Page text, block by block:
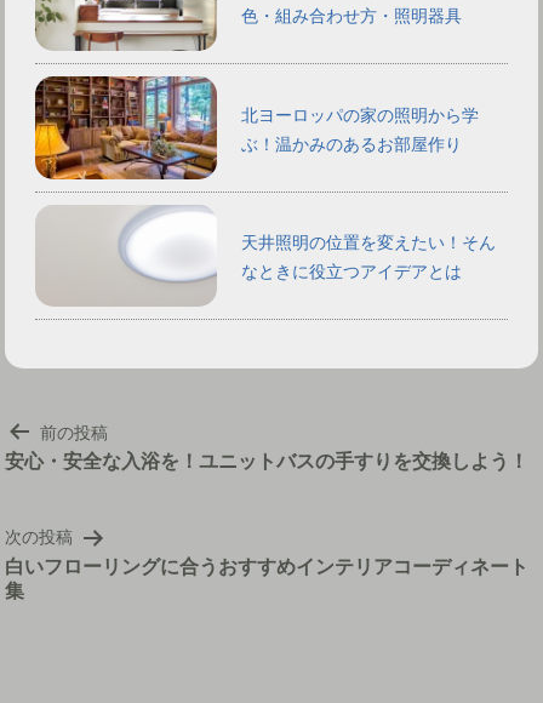
色・組み合わせ方・照明器具
北ヨーロッパの家の照明から学
ぶ！温かみのあるお部屋作り
天井照明の位置を変えたい！そん
なときに役立つアイデアとは
投
稿
ゲ
ー
シ
前の投稿
安心・安全な入浴を！ユニットバスの手すりを交換しよう！
次の投稿
白いフローリングに合うおすすめインテリアコーディネート
集